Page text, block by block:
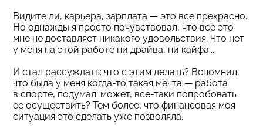
Видите ли, карьера, зарплата — это все прекрасно.
Но однажды я просто почувствовал, что все это
мне не доставляет никакого удовольствия. Что нет
у меня на этой работе ни драйва, ни кайфа...
И стал рассуждать: что с этим делать? Вспомнил,
что была у меня когда-то такая мечта — работа
в спорте, подумал: может, все-таки попробовать
ее осуществить? Тем более, что финансовая моя
ситуация это сделать уже позволяла.